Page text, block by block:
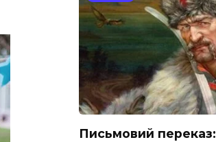
Письмовий переказ: